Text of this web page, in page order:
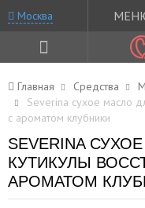
Москва
Главная Средства
Severina сухое масло
с ароматом клубники
SEVERINA
КУТИКУЛЫ
АРОМАТОМ